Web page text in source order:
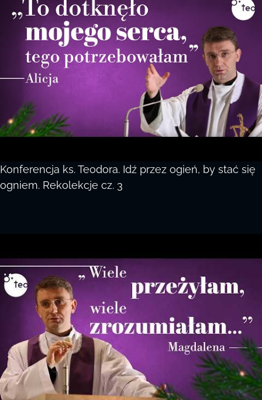
Konferencja ks. Teodora. Idź przez ogień, by stać się
ogniem. Rekolekcje cz. 3